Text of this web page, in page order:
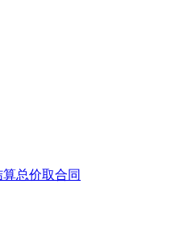
总价取合同